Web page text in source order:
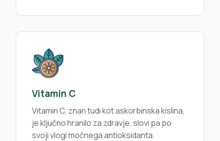
Vitamin C
Vitamin C, znan tudi kot askorbinska kislina,
je ključno hranilo za zdravje, slovi pa po
svoji vlogi močnega antioksidanta.